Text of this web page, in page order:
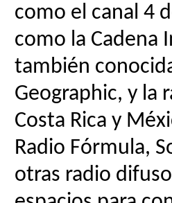
como el canal 4
como la Cadena
también
Geographic, y la
Costa Rica y
Radio Fórmula,
otras radio